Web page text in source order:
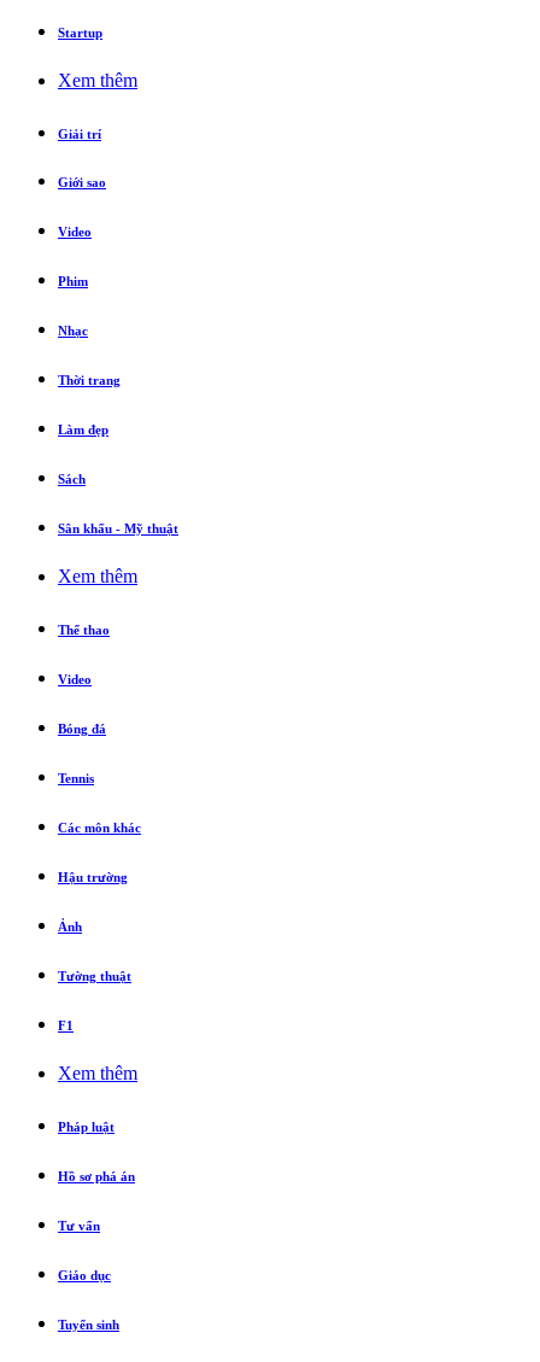
Startup
Xem thêm
Giải trí
Giới sao
Video
Phim
Nhạc
Thời trang
Làm đẹp
Sách
Sân khấu - Mỹ thuật
Xem thêm
Thể thao
Video
Bóng đá
Tennis
Các môn khác
Hậu trường
Ảnh
Tường thuật
F1
Xem thêm
Pháp luật
Hồ sơ phá án
Tư vấn
Giáo dục
Tuyển sinh